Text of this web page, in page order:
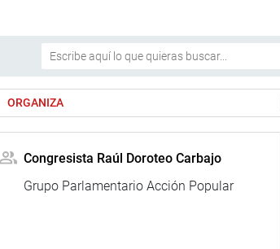
ORGANIZA
Congresista Raúl Doroteo Carbajo
Grupo Parlamentario Acción Popular